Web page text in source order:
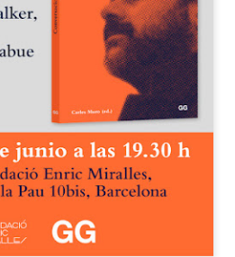
neurodegenerativa amb la qual conviuen
Catalunya i que encara no té cura.
El concurs començarà a les 12 hores a La
comptarà amb el patrocini de Oleaurum i